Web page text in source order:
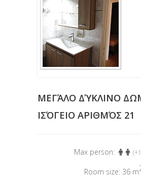
ΜΕΓΆΛΟ ΔΎΚΛΙΝΟ
ΙΣΌΓΕΙΟ ΑΡΙΘΜΌΣ 21
Max person: (+1
Room size: 36 m